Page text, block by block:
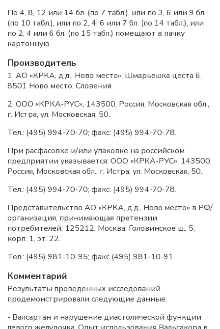
По 4, 8, 12 или 14 бл. (по 7 табл.), или по 3, 6 или 9 бл.
(по 10 табл.), или по 2, 4, 6 или 7 бл. (по 14 табл.), или
по 2, 4 или 6 бл. (по 15 табл.) помещают в пачку
картонную.
Производитель
1. АО «КРКА, д.д., Ново место», Шмарьешка цеста 6,
8501 Ново место, Словения.
2. ООО «КРКА-РУС», 143500, Россия, Московская обл.,
г. Истра, ул. Московская, 50.
Тел.: (495) 994-70-70; факс: (495) 994-70-78.
При расфасовке и/или упаковке на российском
предприятии указывается: ООО «КРКА-РУС», 143500,
Россия, Московская обл., г. Истра, ул. Московская, 50.
Тел.: (495) 994-70-70; факс: (495) 994-70-78.
Представительство АО «КРКА, д.д., Ново место» в РФ/
организация, принимающая претензии
потребителей: 125212, Москва, Головинское ш., 5,
корп. 1, эт. 22.
Тел.: (495) 981-10-95; факс (495) 981-10-91.
Комментарий
Результаты проведенных исследований
продемонстрировали следующие данные:
- Валсартан и нарушение диастолической функции